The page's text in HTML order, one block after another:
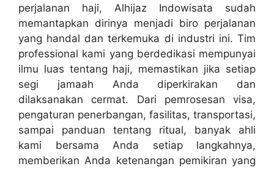
perjalanan haji, Alhijaz Indowisata sudah
memantapkan dirinya menjadi biro perjalanan
yang handal dan terkemuka di industri ini. Tim
professional kami yang berdedikasi mempunyai
ilmu luas tentang haji, memastikan jika setiap
segi jamaah Anda diperkirakan dan
dilaksanakan cermat. Dari pemrosesan visa,
pengaturan penerbangan, fasilitas, transportasi,
sampai panduan tentang ritual, banyak ahli
kami bersama Anda setiap langkahnya,
memberikan Anda ketenangan pemikiran yang